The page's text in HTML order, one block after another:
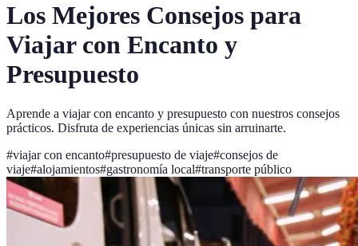
Los Mejores Consejos para
Viajar con Encanto y
Presupuesto
Aprende a viajar con encanto y presupuesto con nuestros consejos
prácticos. Disfruta de experiencias únicas sin arruinarte.
#viajar con encanto#presupuesto de viaje#consejos de
viaje#alojamientos#gastronomía local#transporte público